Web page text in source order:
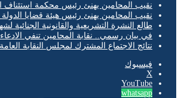
نقيب المحامين يهنئ رئيس محكمة استئناف
نقيب المحامين يهنئ رئيس هيئة قضايا
طالع النشرة التشريعية والقانونية الجنائية لشهر يناير 2025 الصادرة عن المكتب الفني
في بيان رسمي.. نقابة المحامين تنفي
نتائج الاجتماع المشترك لمجلس النقابة
فيسبوك
‫X
‫YouTube
whatsapp